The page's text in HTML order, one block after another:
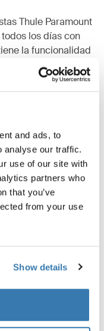
and ads, to
analyse our traffic.
use of our site with
partners who
that you’ve
from your use
Show details
Thule Paramount
los días con
la funcionalidad
por la ciudad